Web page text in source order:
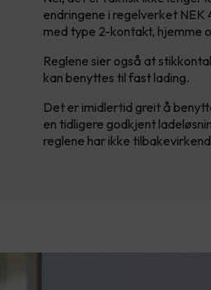
endringene i regelverket
med type 2-kontakt, hjemme
Reglene sier også at
kan benyttes til fast lading.
Det er imidlertid greit å
en tidligere godkjent
reglene har ikke